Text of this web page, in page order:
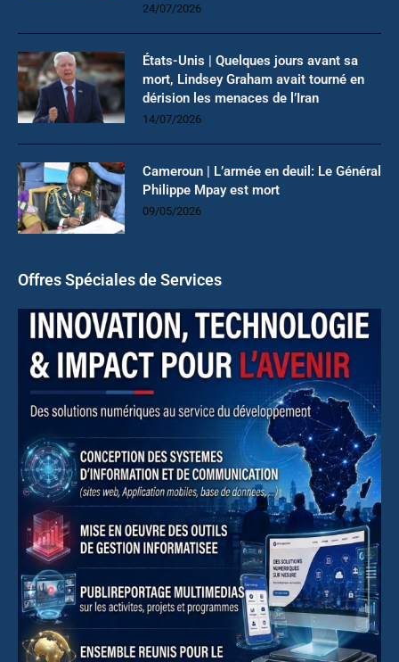
24/07/2026
États-Unis | Quelques jours avant sa
mort, Lindsey Graham avait tourné en
dérision les menaces de l’Iran
14/07/2026
Cameroun | L’armée en deuil: Le Général
Philippe Mpay est mort
09/05/2026
Offres Spéciales de Services